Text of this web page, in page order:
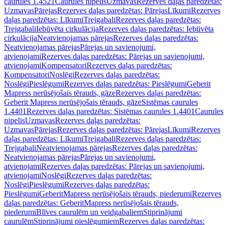
UzmavasPārejasRezerves daļas paredzētas: PārejasLīkumiRezerves
daļas paredzētas: LīkumiTrejgabaliRezerves daļas paredzētas:
TrejgabaliIebūvēta cirkulācijaRezerves daļas paredzētas: Iebūvēta
cirkulācijaNeatvienojamas pārejasRezerves daļas paredzētas:
Neatvienojamas pārejasPārejas un savienojumi,
atvienojamiRezerves daļas paredzētas: Pārejas un savienojumi,
atvienojamiKompensatoriRezerves daļas paredzētas:
KompensatoriNoslēgiRezerves daļas paredzētas:
NoslēgiPieslēgumiRezerves daļas paredzētas: PieslēgumiGeberit
Mapress nerūsējošais tērauds, gāzeRezerves daļas paredzētas:
Geberit Mapress nerūsējošais tērauds, gāzeSistēmas caurules
1.4401Rezerves daļas paredzētas: Sistēmas caurules 1.4401Caurules
nipelisUzmavasRezerves daļas paredzētas:
UzmavasPārejasRezerves daļas paredzētas: PārejasLīkumiRezerves
daļas paredzētas: LīkumiTrejgabaliRezerves daļas paredzētas:
TrejgabaliNeatvienojamas pārejasRezerves daļas paredzētas:
Neatvienojamas pārejasPārejas un savienojumi,
atvienojamiRezerves daļas paredzētas: Pārejas un savienojumi,
atvienojamiNoslēgiRezerves daļas paredzētas:
NoslēgiPieslēgumiRezerves daļas paredzētas:
PieslēgumiGeberitMapress nerūsējošais tērauds, piederumiRezerves
daļas paredzētas: GeberitMapress nerūsējošais tērauds,
piederumiBlīves caurulēm un veidgabaliemStiprinājumi
caurulēmStiprinājumi pieslēgumiemRezerves daļas paredzētas: